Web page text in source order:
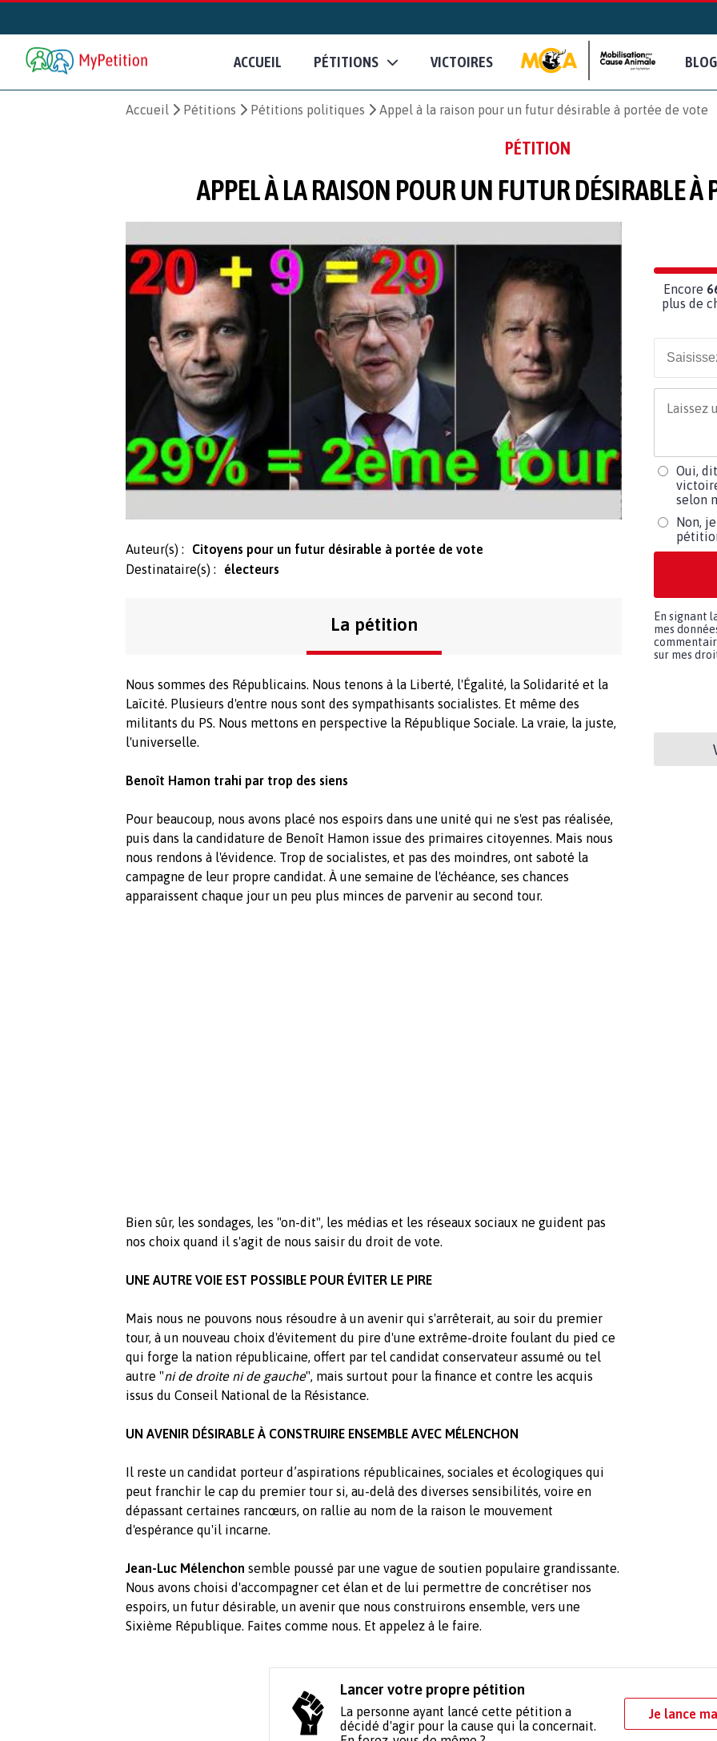
ACCUEIL PÉTITIONS VICTOIRES BLOG
Accueil Pétitions Pétitions politiques Appel à la raison pour un futur désirable à portée de vote
PÉTITION
APPEL À LA RAISON POUR UN FUTUR DÉSIRABLE À
Auteur(s) :
Citoyens pour un futur désirable à portée de vote
Destinataire(s) :
électeurs
La pétition
Nous sommes des Républicains. Nous tenons à la Liberté, l'Égalité, la Solidarité et la
Laïcité. Plusieurs d'entre nous sont des sympathisants socialistes. Et même des
militants du PS. Nous mettons en perspective la République Sociale. La vraie, la juste,
l'universelle.
Benoît Hamon trahi par trop des siens
Pour beaucoup, nous avons placé nos espoirs dans une unité qui ne s'est pas réalisée,
puis dans la candidature de Benoît Hamon issue des primaires citoyennes. Mais nous
nous rendons à l'évidence. Trop de socialistes, et pas des moindres, ont saboté la
campagne de leur propre candidat. À une semaine de l'échéance, ses chances
apparaissent chaque jour un peu plus minces de parvenir au second tour.
Bien sûr, les sondages, les "on-dit", les médias et les réseaux sociaux ne guident pas
nos choix quand il s'agit de nous saisir du droit de vote.
UNE AUTRE VOIE EST POSSIBLE POUR ÉVITER LE PIRE
Mais nous ne pouvons nous résoudre à un avenir qui s'arrêterait, au soir du premier
tour, à un nouveau choix d'évitement du pire d'une extrême-droite foulant du pied ce
qui forge la nation républicaine, offert par tel candidat conservateur assumé ou tel
autre "ni de droite ni de gauche", mais surtout pour la finance et contre les acquis
issus du Conseil National de la Résistance.
UN AVENIR DÉSIRABLE À CONSTRUIRE ENSEMBLE AVEC MÉLENCHON
Il reste un candidat porteur d’aspirations républicaines, sociales et écologiques qui
peut franchir le cap du premier tour si, au-delà des diverses sensibilités, voire en
dépassant certaines rancœurs, on rallie au nom de la raison le mouvement
d'espérance qu'il incarne.
Jean-Luc Mélenchon semble poussé par une vague de soutien populaire grandissante.
Nous avons choisi d'accompagner cet élan et de lui permettre de concrétiser nos
espoirs, un futur désirable, un avenir que nous construirons ensemble, vers une
Sixième République. Faites comme nous. Et appelez à le faire.
Encore
plus de
Oui,
selon
Non,
En signant
mes
sur mes
Lancer votre propre pétition
La personne ayant lancé cette pétition a
décidé d'agir pour la cause qui la concernait.
Je lance